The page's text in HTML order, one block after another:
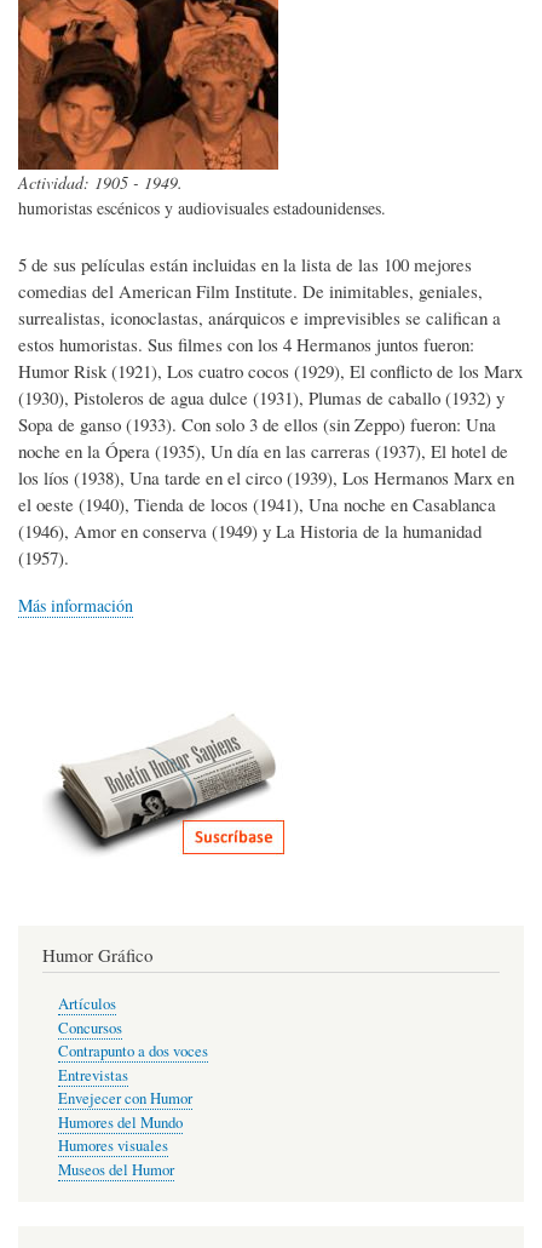
Actividad: 1905 - 1949.
humoristas escénicos y audiovisuales estadounidenses.
5 de sus películas están incluidas en la lista de las 100 mejores
comedias del American Film Institute. De inimitables, geniales,
surrealistas, iconoclastas, anárquicos e imprevisibles se califican a
estos humoristas. Sus filmes con los 4 Hermanos juntos fueron:
Humor Risk (1921), Los cuatro cocos (1929), El conflicto de los Marx
(1930), Pistoleros de agua dulce (1931), Plumas de caballo (1932) y
Sopa de ganso (1933). Con solo 3 de ellos (sin Zeppo) fueron: Una
noche en la Ópera (1935), Un día en las carreras (1937), El hotel de
los líos (1938), Una tarde en el circo (1939), Los Hermanos Marx en
el oeste (1940), Tienda de locos (1941), Una noche en Casablanca
(1946), Amor en conserva (1949) y La Historia de la humanidad
(1957).
Más información
Humor Gráfico
Artículos
Concursos
Contrapunto a dos voces
Entrevistas
Envejecer con Humor
Humores del Mundo
Humores visuales
Museos del Humor